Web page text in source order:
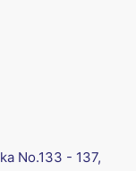
No.133 - 137,